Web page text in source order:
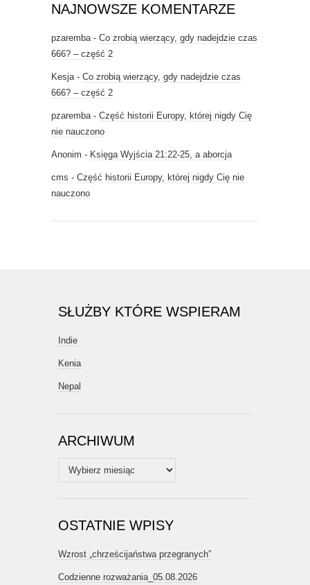
NAJNOWSZE KOMENTARZE
pzaremba - Co zrobią wierzący, gdy nadejdzie czas
666? – część 2
Kesja - Co zrobią wierzący, gdy nadejdzie czas
666? – część 2
pzaremba - Część historii Europy, której nigdy Cię
nie nauczono
Anonim - Księga Wyjścia 21:22-25, a aborcja
cms - Część historii Europy, której nigdy Cię nie
nauczono
SŁUŻBY KTÓRE WSPIERAM
Indie
Kenia
Nepal
ARCHIWUM
Archiwum
OSTATNIE WPISY
Wzrost „chrześcijaństwa przegranych”
Codzienne rozważania_05.08.2026